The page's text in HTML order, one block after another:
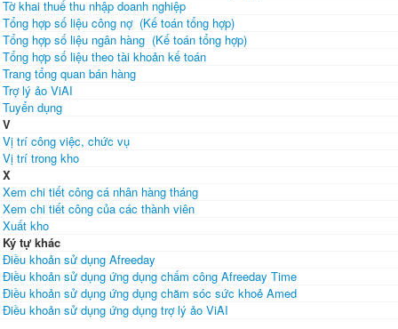
Tờ khai thuế thu nhập doanh nghiệp
Tổng hợp số liệu công nợ (Kế toán tổng hợp)
Tổng hợp số liệu ngân hàng (Kế toán tổng hợp)
Tổng hợp số liệu theo tài khoản kế toán
Trang tổng quan bán hàng
Trợ lý ảo ViAI
Tuyển dụng
V
Vị trí công việc, chức vụ
Vị trí trong kho
X
Xem chi tiết công cá nhân hàng tháng
Xem chi tiết công của các thành viên
Xuất kho
Ký tự khác
Điều khoản sử dụng Afreeday
Điều khoản sử dụng ứng dụng chấm công Afreeday Time
Điều khoản sử dụng ứng dụng chăm sóc sức khoẻ Amed
Điều khoản sử dụng ứng dụng trợ lý ảo ViAI